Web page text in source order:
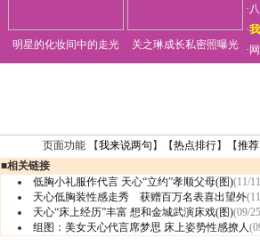
明星的化妆间中的走光 关之琳成长私密照曝光
·
·
·
页面功能 【我来说两句 】【热点排行】【推荐
■相关链接
低胸小礼服作代言 天心“立约”孝顺父母(图)(11/
天心低胸装性感走秀 获赠百万名表喜出望外
天心“床上经历”丰富 想和金城武演床戏(图)(09/
组图：美女天心代言席梦思 床上姿势性感撩人